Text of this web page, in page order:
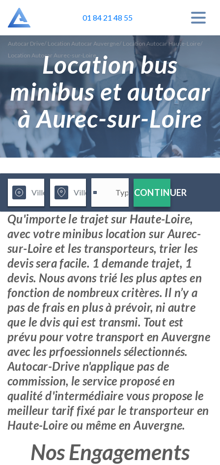
01 84 21 48 55
Autocar Drive/ Location Autocar Auvergne/ Location Autocar Haute-Loire/
Location Autocar Aurec-sur-Loire
Location bus
minibus et autocar
à Aurec-sur-Loire
CONTINUER
Qu'importe le trajet sur Haute-Loire,
avec votre minibus location sur Aurec-
sur-Loire et les transporteurs, trier les
devis sera facile. 1 demande trajet, 1
devis. Nous avons trié les plus aptes en
fonction de nombreux critères. Il n’y a
pas de frais en plus à prévoir, ni autre
que le dvis qui est transmi. Tout est
prévu pour votre transport en Auvergne
avec les prfoessionnels sélectionnés.
Autocar-Drive n'applique pas de
commission, le service proposé en
qualité d'intermédiaire vous propose le
meilleur tarif fixé par le transporteur en
Haute-Loire ou même en Auvergne.
Nos Engagements